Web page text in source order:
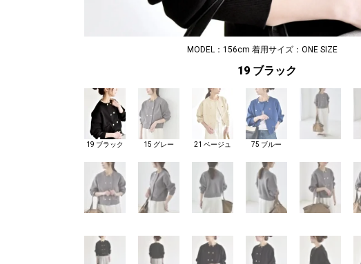
MODEL：156cm 着用サイズ：ONE SIZE
19 ブラック
19 ブラック 15 グレー 21 ベージュ 75 ブルー